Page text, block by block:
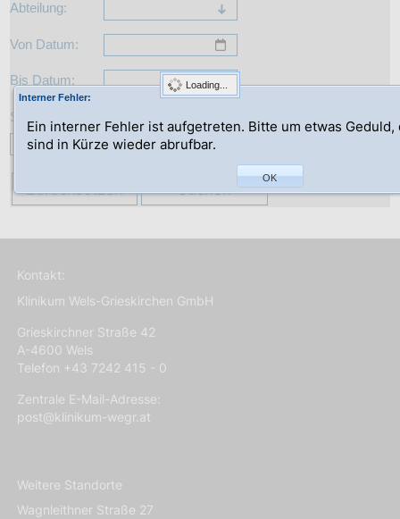
Abteilung:
Von Datum:
Bis Datum:
Suche:
Zurücksetzen Suchen
Loading...
Kontakt:
Klinikum Wels-Grieskirchen GmbH
Grieskirchner Straße 42
A-4600 Wels
Telefon +43 7242 415 - 0
Zentrale E-Mail-Adresse:
post@klinikum-wegr.at
Weitere Standorte
Wagnleithner Straße 27
Interner Fehler:
Ein interner Fehler ist aufgetreten. Bitte um etwas
sind in Kürze wieder abrufbar.
OK